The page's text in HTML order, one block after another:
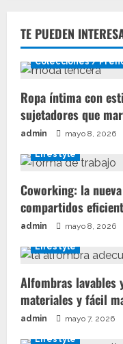
TE PUEDEN
Colecciones /
Ropa íntima con
sujetadores que
admin mayo 8, 2026
Lifestyle
Coworking: la
compartidos
admin mayo 8, 2026
Lifestyle
Alfombras lavables
materiales y fácil
admin mayo 7, 2026
Lifestyle